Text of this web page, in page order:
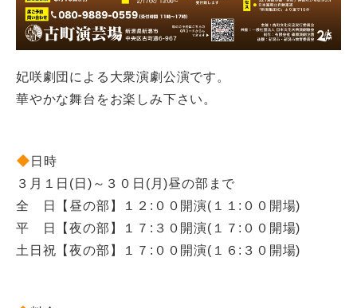
妃咲劇団による大衆演劇公演です。
華やかな舞台をお楽しみ下さい。
日時
３月１日(日)～３０日(月)昼の部まで
全 日【昼の部】１２:００開演(１１:００開場)
平 日【夜の部】１７:３０開演(１７:００開場)
土日祝【夜の部】１７:００開演(１６:３０開場)